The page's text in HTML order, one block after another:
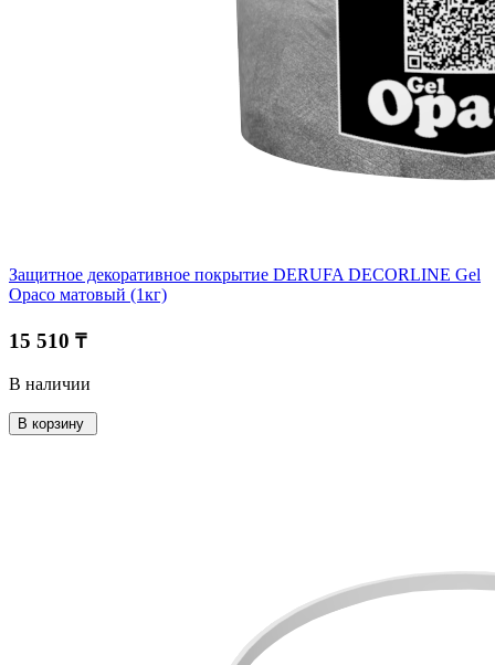
Защитное декоративное покрытие DERUFA DECORLINE Gel
Opaco матовый (1кг)
15 510 ₸
В наличии
В корзину